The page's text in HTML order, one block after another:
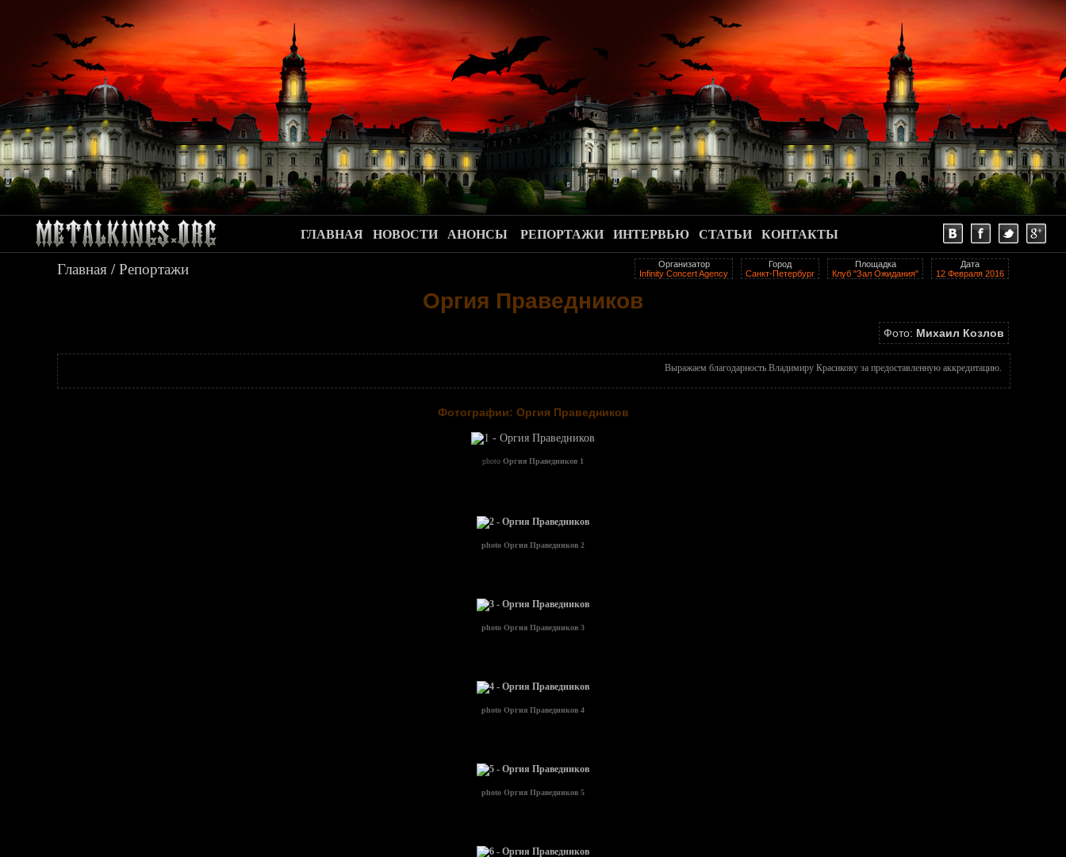
.
ГЛАВНАЯ НОВОСТИ АНОНСЫ РЕПОРТАЖИ ИНТЕРВЬЮ СТАТЬИ КОНТАКТЫ
Главная /Репортажи
Оргия Праведников
Дата
12 Февраля 2016
Площадка
Клуб "Зал Ожидания"
Город
Санкт-Петербург
Организатор
Infinity Concert Agency
Фото: Михаил Козлов
Выражаем благодарность Владимиру Красикову за предоставленную аккредитацию.
Фотографии: Оргия Праведников
photo Оргия Праведников 1
photo Оргия Праведников 2
photo Оргия Праведников 3
photo Оргия Праведников 4
photo Оргия Праведников 5